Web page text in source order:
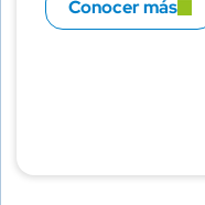
Conocer más